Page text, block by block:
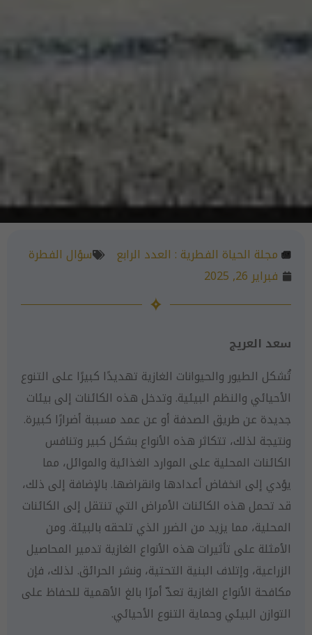
مجلة الحياة الفطرية : العدد الرابع
سؤال الفطرة
فبراير 26, 2025
سعد العريج
تُشكل الطيور والحيوانات الغازية تهديدًا كبيرًا على التنوع
الأحيائي والنظم البيئية. وتدخل هذه الكائنات إلى بيئات
جديدة عن طريق الصدفة أو عن عمد مسببة أضرارًا كبيرة.
ونتيجة لذلك، تتكاثر هذه الأنواع بشكل كبير وتنافس
الكائنات المحلية على الموارد الغذائية والموائل، مما
يؤدي إلى انخفاض أعدادها وانقراضها. بالإضافة إلى ذلك،
قد تحمل هذه الكائنات الأمراض التي تنتقل إلى الكائنات
المحلية، مما يزيد من الضرر الذي تلحقه بالبيئة. ومن
الأمثلة على تأثيرات هذه الأنواع الغازية تدمير المحاصيل
الزراعية، وإتلاف البنية التحتية، ونشر الحرائق. لذلك، فإن
مكافحة الأنواع الغازية تعدّ أمرًا بالغ الأهمية للحفاظ على
التوازن البيئي وحماية التنوع الأحيائي.